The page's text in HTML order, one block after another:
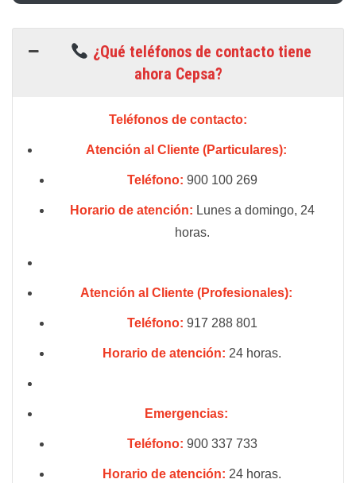
¿Qué teléfonos de contacto tiene
ahora Cepsa?
Teléfonos de contacto:
Atención al Cliente (Particulares):
Teléfono: 900 100 269
Horario de atención: Lunes a domingo, 24
horas.
Atención al Cliente (Profesionales):
Teléfono: 917 288 801
Horario de atención: 24 horas.
Emergencias:
Teléfono: 900 337 733
Horario de atención: 24 horas.